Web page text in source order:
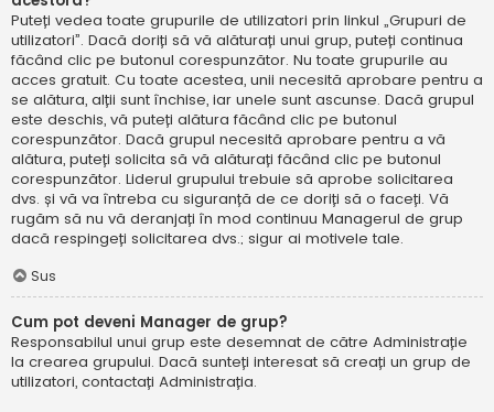
Puteți vedea toate grupurile de utilizatori prin linkul „Grupuri de
utilizatori”. Dacă doriți să vă alăturați unui grup, puteți continua
făcând clic pe butonul corespunzător. Nu toate grupurile au
acces gratuit. Cu toate acestea, unii necesită aprobare pentru a
se alătura, alții sunt închise, iar unele sunt ascunse. Dacă grupul
este deschis, vă puteți alătura făcând clic pe butonul
corespunzător. Dacă grupul necesită aprobare pentru a vă
alătura, puteți solicita să vă alăturați făcând clic pe butonul
corespunzător. Liderul grupului trebuie să aprobe solicitarea
dvs. și vă va întreba cu siguranță de ce doriți să o faceți. Vă
rugăm să nu vă deranjați în mod continuu Managerul de grup
dacă respingeți solicitarea dvs.; sigur ai motivele tale.
Sus
Cum pot deveni Manager de grup?
Responsabilul unui grup este desemnat de către Administrație
la crearea grupului. Dacă sunteți interesat să creați un grup de
utilizatori, contactați Administrația.